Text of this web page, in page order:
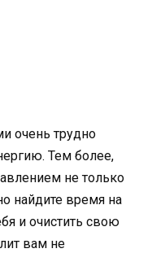
очень трудно
Тем более,
не только
найдите время на
и очистить свою
вам не